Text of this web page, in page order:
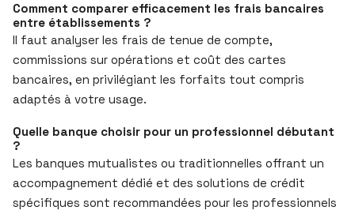
Comment comparer efficacement les frais bancaires
entre établissements ?
Il faut analyser les frais de tenue de compte,
commissions sur opérations et coût des cartes
bancaires, en privilégiant les forfaits tout compris
adaptés à votre usage.
Quelle banque choisir pour un professionnel débutant
?
Les banques mutualistes ou traditionnelles offrant un
accompagnement dédié et des solutions de crédit
spécifiques sont recommandées pour les professionnels